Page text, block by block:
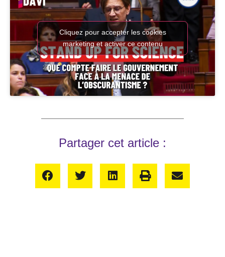
Cliquez pour accepter les cookies
marketing et activer ce contenu
Partager cet article :